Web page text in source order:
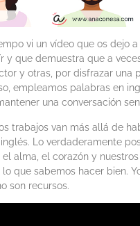
vi un vídeo que os dejo
y que demuestra que a
y otras, por disfrazar una
empleamos palabras en
una conversación
trabajos van más allá de
Lo verdaderamente
alma, el corazón y
lo que sabemos hacer bien.
son recursos.